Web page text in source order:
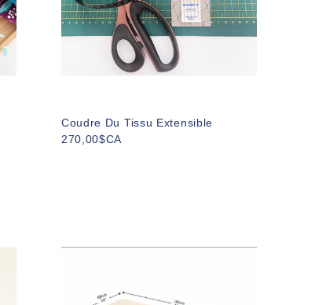
Coudre Du Tissu Extensible
270,00$CA